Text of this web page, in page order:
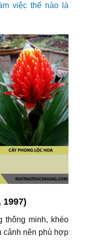
việc thế nào là
thông minh, khéo
cảnh nên phù hợp